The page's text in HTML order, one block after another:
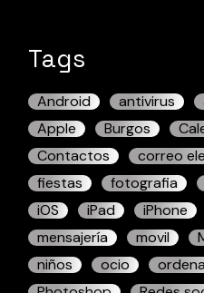
Tags
Android antivirus
Apple
Burgos
Contactos
correo
fiestas
fotografia
iOS
iPad iPhone
mensajería
movil
niños
ocio